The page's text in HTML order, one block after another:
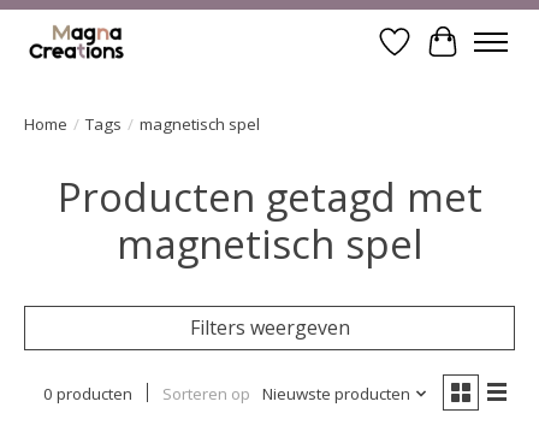
Verlanglijst
Home / Tags / magnetisch spel
Producten getagd met
magnetisch spel
Filters weergeven
0 producten Sorteren op Nieuwste producten